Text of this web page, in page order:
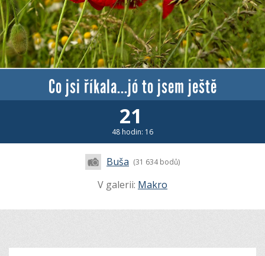
Co jsi říkala...jó to jsem ještě
21
48 hodin: 16
Buša (31 634 bodů)
V galerii: Makro